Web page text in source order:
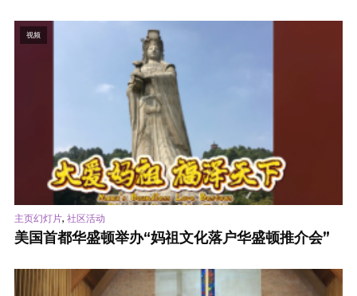
视频
主页幻灯片, 社区活动
美国首都华盛顿举办“妈祖文化落户华盛顿推介会”